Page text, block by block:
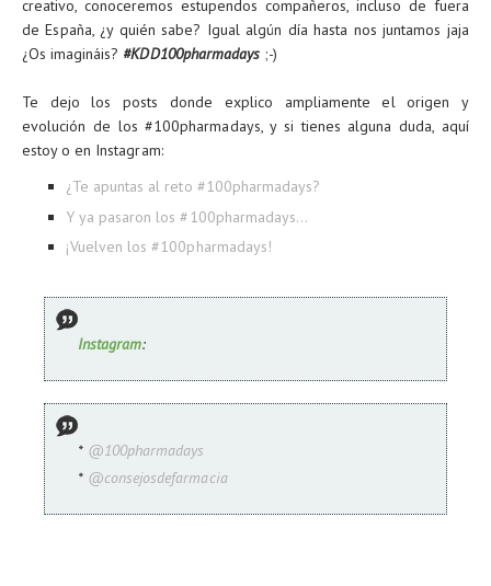
creativo, conoceremos estupendos compañeros, incluso de fuera
de España, ¿y quién sabe? Igual algún día hasta nos juntamos jaja
¿Os imagináis? #KDD100pharmadays;-)
Te dejo los posts donde explico ampliamente el origen y
evolución de los #100pharmadays, y si tienes alguna duda, aquí
estoy o en Instagram:
¿Te apuntas al reto #100pharmadays?
Y ya pasaron los #100pharmadays...
¡Vuelven los #100pharmadays!
Instagram:
* @100pharmadays
* @consejosdefarmacia